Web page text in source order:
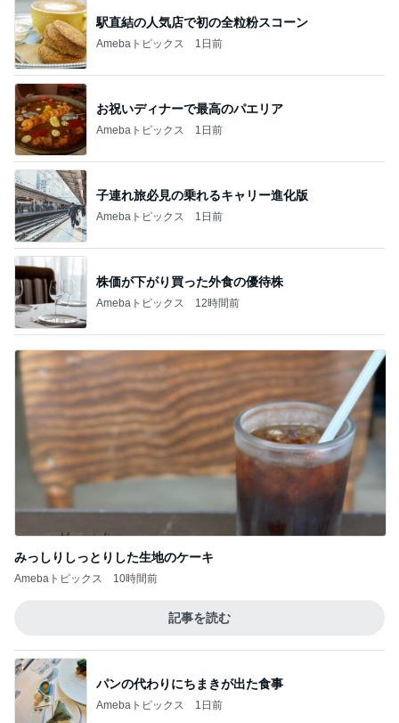
駅直結の人気店で初の全粒粉スコーン
Amebaトピックス 1日前
お祝いディナーで最高のパエリア
Amebaトピックス 1日前
子連れ旅必見の乗れるキャリー進化版
Amebaトピックス 1日前
株価が下がり買った外食の優待株
Amebaトピックス 12時間前
みっしりしっとりした生地のケーキ
Amebaトピックス 10時間前
記事を読む
パンの代わりにちまきが出た食事
Amebaトピックス 1日前